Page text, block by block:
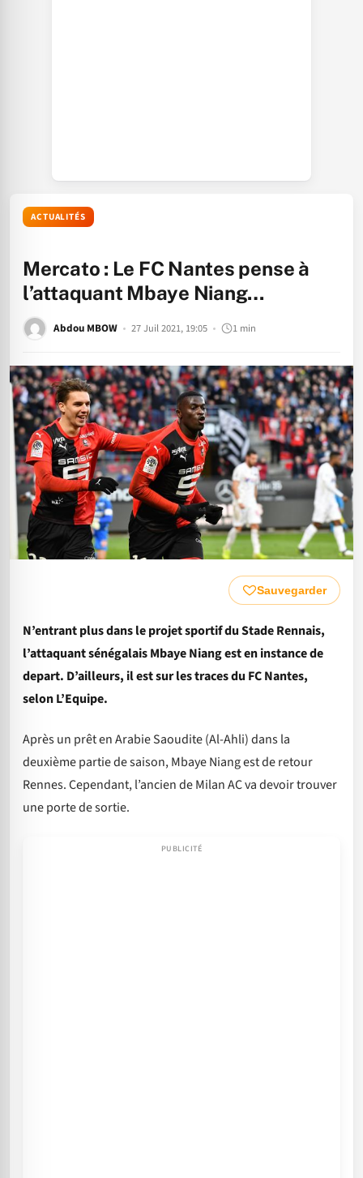
ACTUALITÉS
Mercato : Le FC Nantes pense à
l’attaquant Mbaye Niang…
Abdou MBOW 27 Juil 2021, 19:05 1 min
Sauvegarder
N’entrant plus dans le projet sportif du Stade Rennais,
l’attaquant sénégalais Mbaye Niang est en instance de
depart. D’ailleurs, il est sur les traces du FC Nantes,
selon L’Equipe.
Après un prêt en Arabie Saoudite (Al-Ahli) dans la
deuxième partie de saison, Mbaye Niang est de retour
Rennes. Cependant, l’ancien de Milan AC va devoir trouver
une porte de sortie.